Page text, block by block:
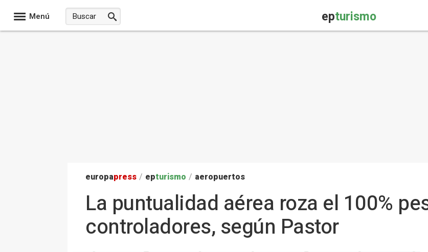
Menú epturismo
europapress / epturismo / aeropuertos
La puntualidad aérea roza el 100%
controladores, según Pastor